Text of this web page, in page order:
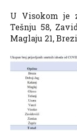
U Visokom je
Tešnju 58,
Maglaju 21,